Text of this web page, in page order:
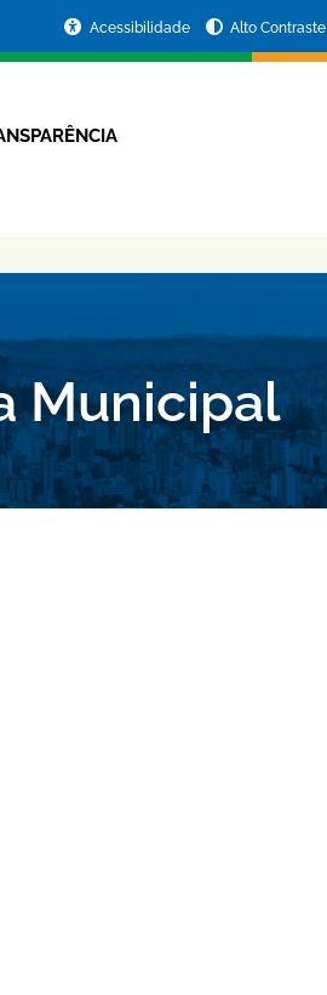
Acessibilidade Alto Contraste
Municipal